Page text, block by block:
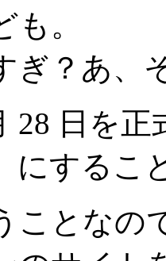
も。
ぎ？あ、
28 日を
にするこ
ことなの